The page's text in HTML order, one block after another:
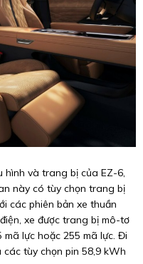
hình và trang bị của EZ-6,
này có tùy chọn trang bị
các phiên bản xe thuần
xe được trang bị mô-tơ
lực hoặc 255 mã lực. Đi
tùy chọn pin 58,9 kWh